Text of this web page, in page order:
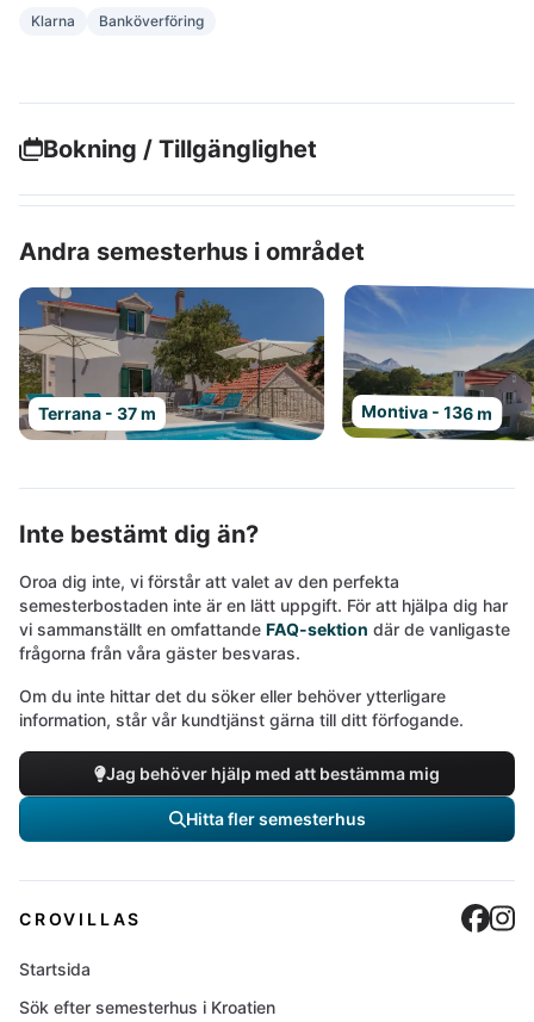
Klarna Banköverföring
Bokning / Tillgänglighet
Andra semesterhus i området
Terrana - 37 m Montiva - 136 m
Inte bestämt dig än?
Oroa dig inte, vi förstår att valet av den perfekta
semesterbostaden inte är en lätt uppgift. För att hjälpa dig har
vi sammanställt en omfattande FAQ-sektion där de vanligaste
frågorna från våra gäster besvaras.
Om du inte hittar det du söker eller behöver ytterligare
information, står vår kundtjänst gärna till ditt förfogande.
Jag behöver hjälp med att bestämma mig
Hitta fler semesterhus
CROVILLAS
Startsida
Sök efter semesterhus i Kroatien